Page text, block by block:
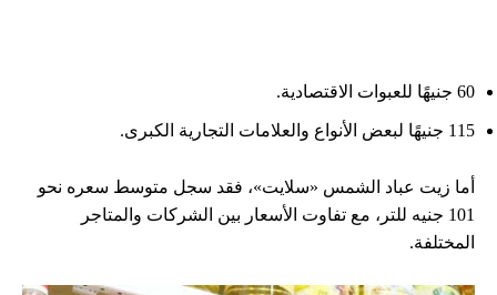
60 جنيهًا للعبوات الاقتصادية.
115 جنيهًا لبعض الأنواع والعلامات التجارية الكبرى.
أما زيت عباد الشمس «سلايت»، فقد سجل متوسط سعره نحو
101 جنيه للتر، مع تفاوت الأسعار بين الشركات والمتاجر
المختلفة.